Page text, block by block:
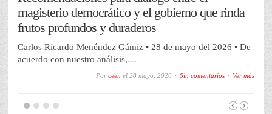
magisterio democrático y el gobierno que rinda
frutos profundos y duraderos
Carlos Ricardo Menéndez Gámiz • 28 de mayo del 2026 • De
acuerdo con nuestro análisis,…
Porceen el 28 mayo, 2026 Sin comentarios Ver más